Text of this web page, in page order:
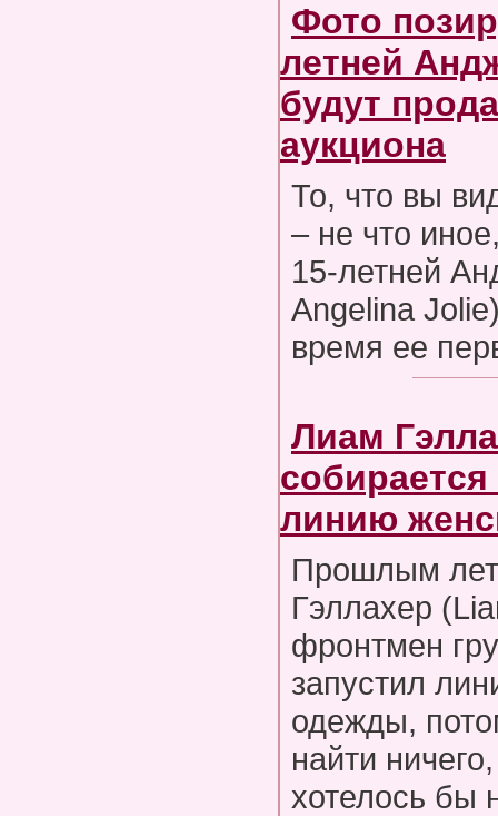
Фото
летней
будут
аукциона
То, что вы
– не что
15-летней
Angelina
время ее
Лиам
собирается
линию
Прошлым
Гэллахер
фронтмен
запустил
одежды,
найти
хотелось бы